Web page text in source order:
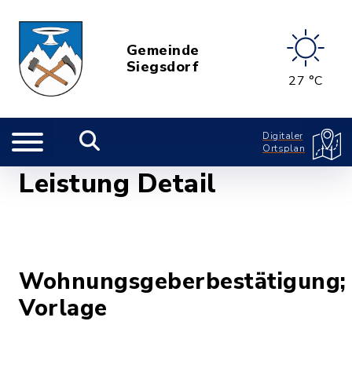
Gemeinde
Siegsdorf
27 °C
Digitaler
Ortsplan
Leistung Detail
Wohnungsgeberbestätigung;
Vorlage